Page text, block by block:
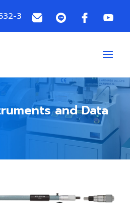
3
and Data